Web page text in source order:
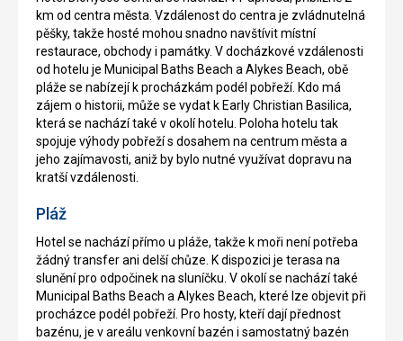
km od centra města. Vzdálenost do centra je zvládnutelná
pěšky, takže hosté mohou snadno navštívit místní
restaurace, obchody i památky. V docházkové vzdálenosti
od hotelu je Municipal Baths Beach a Alykes Beach, obě
pláže se nabízejí k procházkám podél pobřeží. Kdo má
zájem o historii, může se vydat k Early Christian Basilica,
která se nachází také v okolí hotelu. Poloha hotelu tak
spojuje výhody pobřeží s dosahem na centrum města a
jeho zajímavosti, aniž by bylo nutné využívat dopravu na
kratší vzdálenosti.
Pláž
Hotel se nachází přímo u pláže, takže k moři není potřeba
žádný transfer ani delší chůze. K dispozici je terasa na
slunění pro odpočinek na sluníčku. V okolí se nachází také
Municipal Baths Beach a Alykes Beach, které lze objevit při
procházce podél pobřeží. Pro hosty, kteří dají přednost
bazénu, je v areálu venkovní bazén i samostatný bazén